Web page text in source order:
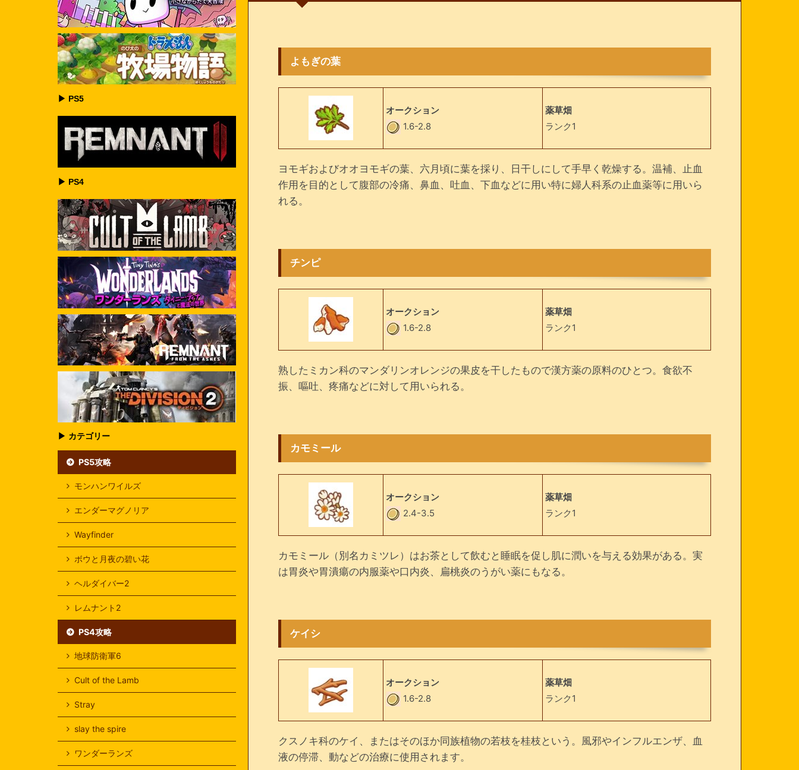
よもぎの葉
オークション
1.6-2.8
薬草畑
ランク1
ヨモギおよびオオヨモギの葉、六月頃に葉を採り、日干しにして手早く乾燥する。温補、止血
作用を目的として腹部の冷痛、鼻血、吐血、下血などに用い特に婦人科系の止血薬等に用いら
れる。
チンピ
オークション
1.6-2.8
薬草畑
ランク1
熟したミカン科のマンダリンオレンジの果皮を干したもので漢方薬の原料のひとつ。食欲不
振、嘔吐、疼痛などに対して用いられる。
カモミール
オークション
2.4-3.5
薬草畑
ランク1
カモミール（別名カミツレ）はお茶として飲むと睡眠を促し肌に潤いを与える効果がある。実
は胃炎や胃潰瘍の内服薬や口内炎、扁桃炎のうがい薬にもなる。
ケイシ
オークション
1.6-2.8
薬草畑
ランク1
クスノキ科のケイ、またはそのほか同族植物の若枝を桂枝という。風邪やインフルエンザ、血
液の停滞、動などの治療に使用されます。
▶ PS5
▶ PS4
▶ カテゴリー
PS5攻略
モンハンワイルズ
エンダーマグノリア
Wayfinder
ボウと月夜の碧い花
ヘルダイバー2
レムナント2
PS4攻略
地球防衛軍6
Cult of the Lamb
Stray
slay the spire
ワンダーランズ